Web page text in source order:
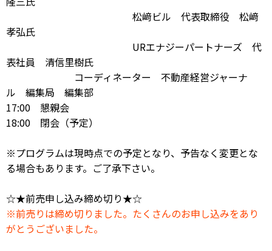
松﨑ビル 代表取締役 松﨑
孝弘氏
URエナジーパートナーズ 代
表社員 清信里樹氏
コーディネーター 不動産経営ジャーナ
ル 編集局 編集部
17:00 懇親会
18:00 閉会（予定）
※プログラムは現時点での予定となり、予告なく変更とな
る場合もあります。ご了承下さい。
☆★前売申し込み締め切り★☆
※前売りは締め切りました。たくさんのお申し込みをあり
がとうございました。